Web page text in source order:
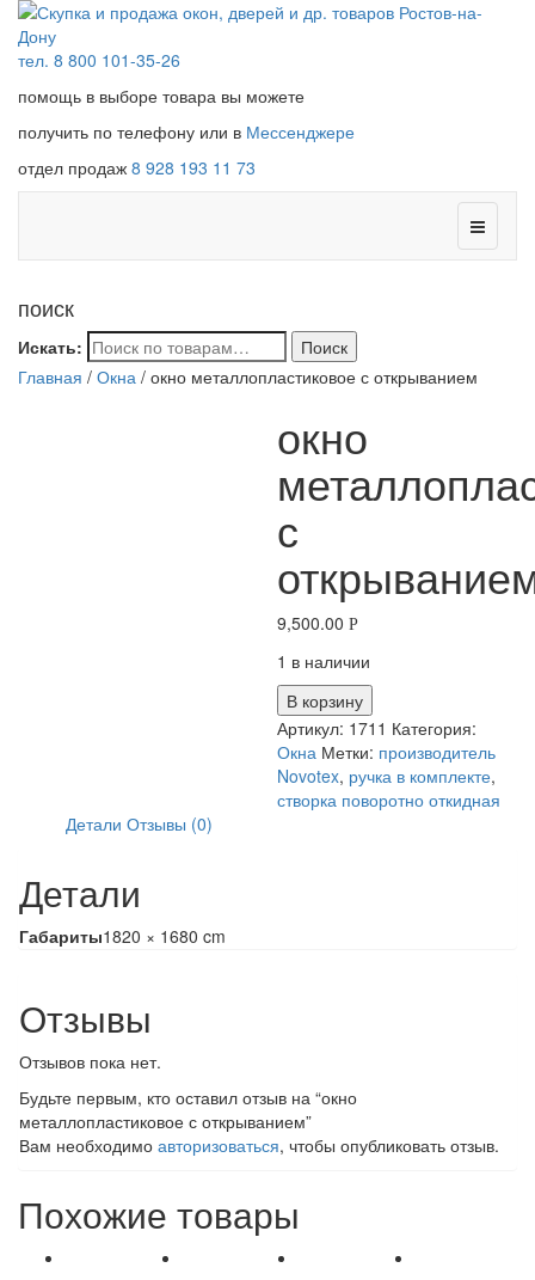
тел. 8 800 101-35-26
помощь в выборе товара вы можете
получить по телефону или в Мессенджере
отдел продаж 8 928 193 11 73
поиск
Искать:
Поиск
Главная / Окна / окно металлопластиковое с открыванием
окно
с
9,500.00Р
1 в наличии
В корзину
Артикул: 1711 Категория:
Окна Метки: производитель
Novotex, ручка в комплекте,
створка поворотно откидная
Детали Отзывы (0)
Детали
Габариты1820 × 1680 cm
Отзывы
Отзывов пока нет.
Будьте первым, кто оставил отзыв на “окно
металлопластиковое с открыванием”
Вам необходимо авторизоваться, чтобы опубликовать отзыв.
Похожие товары